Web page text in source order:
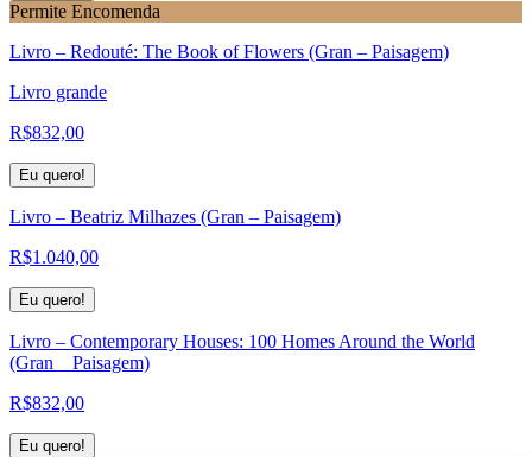
Permite Encomenda
Livro – Redouté: The Book of Flowers (Gran – Paisagem)
Livro grande
R$832,00
Eu quero!
Livro – Beatriz Milhazes (Gran – Paisagem)
R$1.040,00
Eu quero!
Livro – Contemporary Houses: 100 Homes Around the World
(Gran _ Paisagem)
R$832,00
Eu quero!